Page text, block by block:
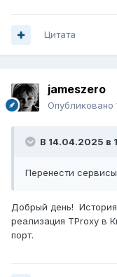
Цитата
jameszero
Опубликовано
В 14.04.2025 в
Перенести
Добрый день! История
реализация TProxy в
порт.